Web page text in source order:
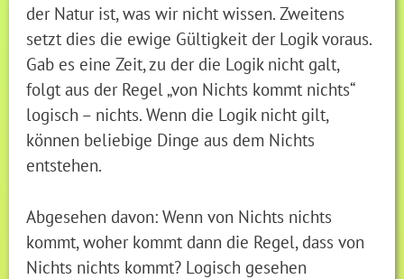
der Natur ist, was wir nicht wissen. Zweitens
setzt dies die ewige Gültigkeit der Logik voraus.
Gab es eine Zeit, zu der die Logik nicht galt,
folgt aus der Regel „von Nichts kommt nichts“
logisch – nichts. Wenn die Logik nicht gilt,
können beliebige Dinge aus dem Nichts
entstehen.
Abgesehen davon: Wenn von Nichts nichts
kommt, woher kommt dann die Regel, dass von
Nichts nichts kommt? Logisch gesehen